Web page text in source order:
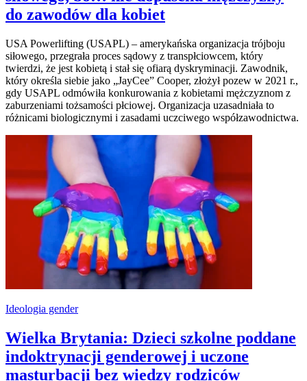
do zawodów dla kobiet
USA Powerlifting (USAPL) – amerykańska organizacja trójboju
siłowego, przegrała proces sądowy z transpłciowcem, który
twierdzi, że jest kobietą i stał się ofiarą dyskryminacji. Zawodnik,
który określa siebie jako „JayCee” Cooper, złożył pozew w 2021 r.,
gdy USAPL odmówiła konkurowania z kobietami mężczyznom z
zaburzeniami tożsamości płciowej. Organizacja uzasadniała to
różnicami biologicznymi i zasadami uczciwego współzawodnictwa.
Ideologia gender
Wielka Brytania: Dzieci szkolne poddane
indoktrynacji genderowej i uczone
masturbacji bez wiedzy rodziców